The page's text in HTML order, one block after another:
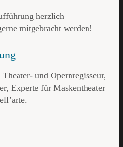
herzlich
mitgebracht werden!
Theater- und Opernregisseur,
Experte für Maskentheater